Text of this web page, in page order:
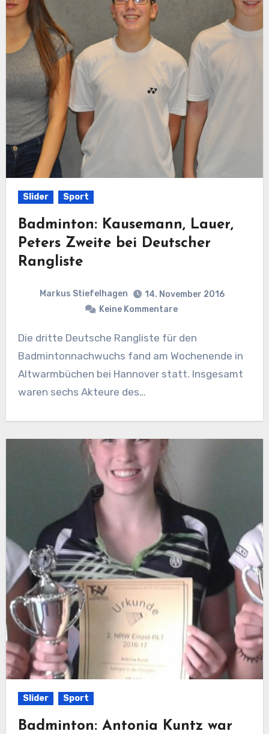
Slider Sport
Badminton: Kausemann, Lauer,
Peters Zweite bei Deutscher
Rangliste
Markus Stiefelhagen
14. November 2016
Keine Kommentare
Die dritte Deutsche Rangliste für den
Badmintonnachwuchs fand am Wochenende in
Altwarmbüchen bei Hannover statt. Insgesamt
waren sechs Akteure des…
Slider Sport
Badminton: Antonia Kuntz war